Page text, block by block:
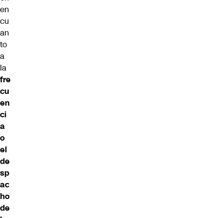
en
cu
an
to
a
la
fre
cu
en
ci
a
o
el
de
sp
ac
ho
de